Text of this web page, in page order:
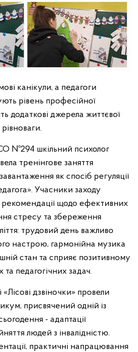
канікули, а педагоги
рівень професійної
додаткові джерела життєвої
№294 шкільний психолог
тренінгове заняття
як спосіб регуляції
Учасники заходу
рекомендації щодо ефективних
стресу та збереження
трудовий день важливо
настрою, гармонійна музика
стан та сприяє позитивному
педагогічних задач.
дзвіночки» провели
присвячений одній із
- адаптації
людей з інвалідністю.
практичні напрацювання